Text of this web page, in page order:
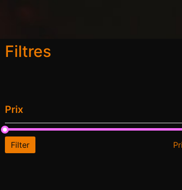
Filtres
Prix
Filter